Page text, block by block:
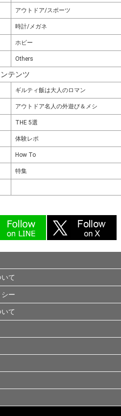
アウトドア/スポーツ
時計/メガネ
ホビー
Others
テンツ
ギルティ飯は大人のロマン
アウトドア名人の外遊び＆メシ
THE 5選
体験レポ
How To
特集
て
ー
て